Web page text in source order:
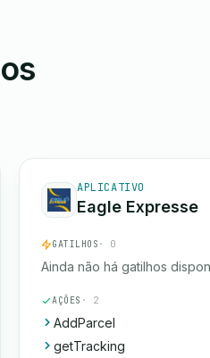
APLICATIVO
Eagle Expresse
GATILHOS · 0
Ainda não há gatilhos
AÇÕES · 2
AddParcel
getTracking